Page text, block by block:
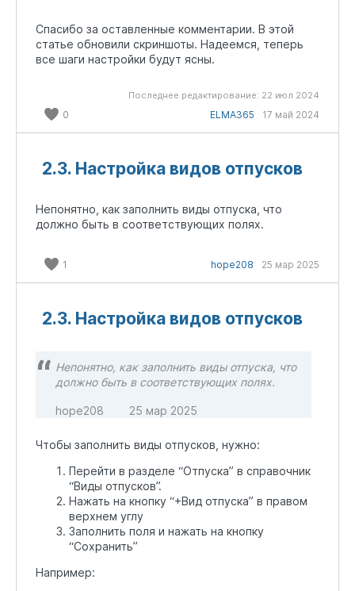
Спасибо за оставленные комментарии. В этой
статье обновили скриншоты. Надеемся, теперь
все шаги настройки будут ясны.
Последнее редактирование: 22 июл 2024
0 ELMA365 17 май 2024
2.3. Настройка видов отпусков
Непонятно, как заполнить виды отпуска, что
должно быть в соответствующих полях.
1 hope208 25 мар 2025
2.3. Настройка видов отпусков
Непонятно, как заполнить виды отпуска, что
должно быть в соответствующих полях.
hope208 25 мар 2025
Чтобы заполнить виды отпусков, нужно:
Перейти в разделе “Отпуска” в справочник
“Виды отпусков”.
Нажать на кнопку “+Вид отпуска” в правом
верхнем углу
Заполнить поля и нажать на кнопку
“Сохранить”
Например: